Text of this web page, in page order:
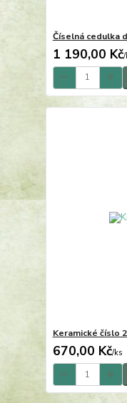
Číselná cedulka
1 190,00 Kč/
Keramické číslo
670,00 Kč/ks